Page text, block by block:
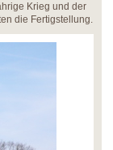
Krieg und der
die Fertigstellung.